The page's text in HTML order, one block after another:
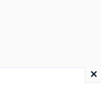
×